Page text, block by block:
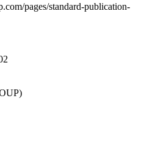
pages/standard-publication-